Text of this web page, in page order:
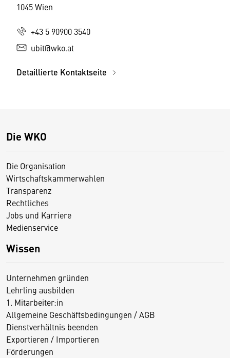
1045 Wien
+43 5 90900 3540
ubit@wko.at
Detaillierte Kontaktseite
Die WKO
Die Organisation
Wirtschaftskammerwahlen
Transparenz
Rechtliches
Jobs und Karriere
Medienservice
Wissen
Unternehmen gründen
Lehrling ausbilden
1. Mitarbeiter:in
Allgemeine Geschäftsbedingungen / AGB
Dienstverhältnis beenden
Exportieren / Importieren
Förderungen